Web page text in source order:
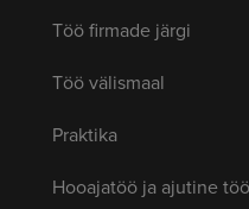
Töö firmade järgi
Töö välismaal
Praktika
Hooajatöö ja ajutine töö